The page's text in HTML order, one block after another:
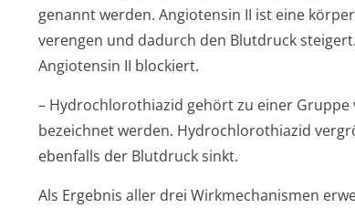
genannt werden. Angiotensin II ist eine
verengen und dadurch den Blutdruck
Angiotensin II blockiert.
– Hydrochlorothiazid gehört zu einer
bezeichnet werden. Hydrochlorothiazid
ebenfalls der Blutdruck sinkt.
Als Ergebnis aller drei Wirkmechanismen